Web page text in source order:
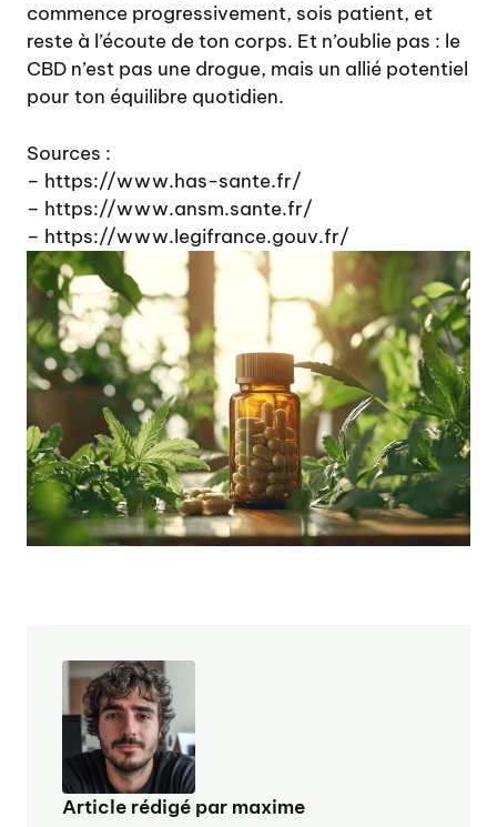
commence progressivement, sois patient, et
reste à l’écoute de ton corps. Et n’oublie pas : le
CBD n’est pas une drogue, mais un allié potentiel
pour ton équilibre quotidien.
Sources :
– https://www.has-sante.fr/
– https://www.ansm.sante.fr/
– https://www.legifrance.gouv.fr/
Article rédigé par maxime